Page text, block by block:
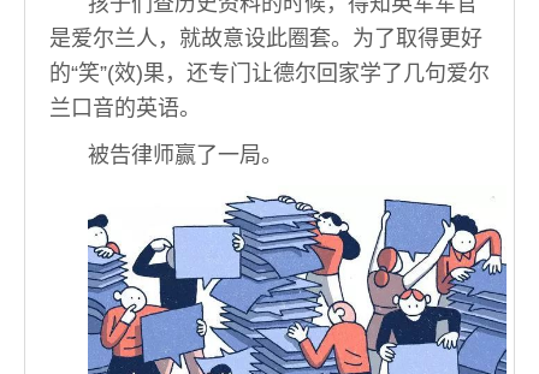
是爱尔兰人，就故意设此圈套。为了取得更好
的“笑”(效)果，还专门让德尔回家学了几句爱尔
兰口音的英语。
被告律师赢了一局。